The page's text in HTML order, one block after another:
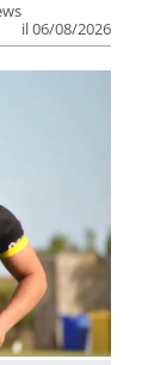
il 06/08/2026